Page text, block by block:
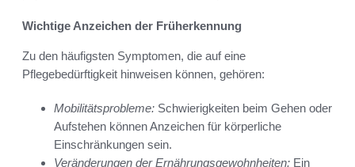
Wichtige Anzeichen der Früherkennung
Zu den häufigsten Symptomen, die auf eine
Pflegebedürftigkeit hinweisen können, gehören:
Mobilitätsprobleme: Schwierigkeiten beim Gehen oder
Aufstehen können Anzeichen für körperliche
Einschränkungen sein.
Veränderungen der Ernährungsgewohnheiten: Ein